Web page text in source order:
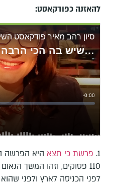
להאזנה כפודקאסט:
1. פרשת כי תצא היא הפרשה
110 פסוקים, וזהו המשך
לפני הכניסה לארץ ולפני